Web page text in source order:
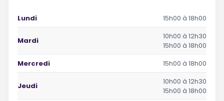
Lundi 15h00 à 18h00
Mardi
10h00 à 12h30
15h00 à 18h00
Mercredi
15h00 à 18h00
Jeudi
10h00 à 12h30
15h00 à 18h00